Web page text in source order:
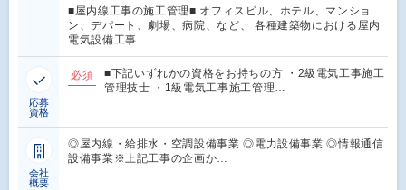
■屋内線工事の施工管理■ オフィスビル、ホテル、マンショ
ン、デパート、劇場、病院、など、 各種建築物における屋内
電気設備工事…
応募
資格
必須
■下記いずれかの資格をお持ちの方 ・2級電気工事施工
管理技士 ・1級電気工事施工管理…
会社
概要
◎屋内線・給排水・空調設備事業 ◎電力設備事業 ◎情報通信
設備事業※上記工事の企画か…